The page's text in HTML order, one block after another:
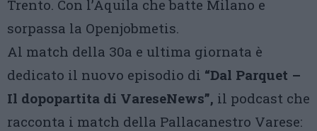
Trento. Con l’Aquila che batte Milano e
sorpassa la Openjobmetis.
Al match della 30a e ultima giornata è
dedicato il nuovo episodio di “Dal Parquet –
Il dopopartita di VareseNews”, il podcast che
racconta i match della Pallacanestro Varese: